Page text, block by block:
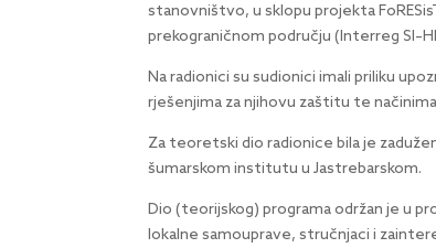
stanovništvo, u sklopu projekta
prekograničnom području (Interreg
Na radionici su sudionici imali priliku
rješenjima za njihovu zaštitu te
Za teoretski dio radionice bila je
šumarskom institutu u Jastrebarskom.
Dio (teorijskog) programa održan je u
lokalne samouprave, stručnjaci i